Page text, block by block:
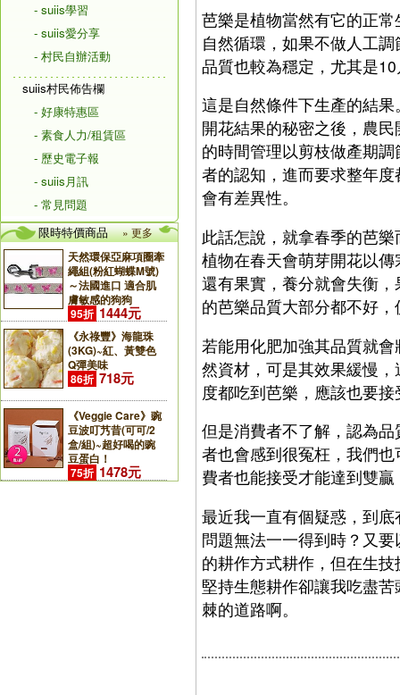
- suiis學習
- suiis愛分享
- 村民自辦活動
suiis村民佈告欄
- 好康特惠區
- 素食人力/租賃區
- 歷史電子報
- suiis月訊
- 常見問題
限時特價商品
» 更多
天然環保亞麻項圈牽
繩組(粉紅蝴蝶M號)
～法國進口 適合肌
膚敏感的狗狗
95折 1444元
《永祿豐》海龍珠
(3KG)~紅、黃雙色
Q彈美味
86折 718元
《Veggie Care》豌
豆波叮艿昔(可可/2
盒/組)~超好喝的豌
豆蛋白！
75折 1478元
芭樂是植物當然有它的正
自然循環，如果不做人工
品質也較為穩定，尤其是
這是自然條件下生產的結
開花結果的秘密之後，農
的時間管理以剪枝做產期
者的認知，進而要求整年
會有差異性。
此話怎說，就拿春季的芭
植物在春天會萌芽開花以
還有果實，養分就會失衡
的芭樂品質大部分都不好
若能用化肥加強其品質就
然資材，可是其效果緩慢
度都吃到芭樂，應該也要
但是消費者不了解，認為
者也會感到很冤枉，我們
費者也能接受才能達到雙
最近我一直有個疑惑，到
問題無法一一得到時？又
的耕作方式耕作，但在生
堅持生態耕作卻讓我吃盡
棘的道路啊。